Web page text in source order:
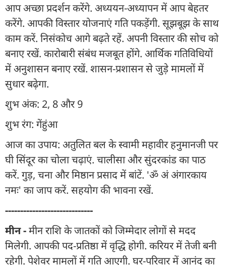
आप अच्छा प्रदर्शन करेंगे. अध्ययन-अध्यापन में आप बेहतर
करेंगे. आपकी विस्तार योजनाएं गति पकड़ेंगी. सूझबूझ के साथ
काम करें. निसंकोच आगे बढ़ते रहें. अपनी विस्तार की सोच को
बनाए रखें. कारोबारी संबंध मजबूत होंगे. आर्थिक गतिविधियों
में अनुशासन बनाए रखें. शासन-प्रशासन से जुड़े मामलों में
सुधार बढ़ेगा.
शुभ अंक: 2, 8 और 9
शुभ रंग: गेंहुंआ
आज का उपाय: अतुलित बल के स्वामी महावीर हनुमानजी पर
घी सिंदूर का चोला चढ़ाएं. चालीसा और सुंदरकांड का पाठ
करें. गुड़, चना और मिष्ठान प्रसाद में बांटें. 'ॐ अं अंगारकाय
नमः' का जाप करें. सहयोग की भावना रखें.
-----------------------------
मीन -मीन राशि के जातकों को जिम्मेदार लोगों से मदद
मिलेगी. आपकी पद-प्रतिष्ठा में वृद्धि होगी. करियर में तेजी बनी
रहेगी. पेशेवर मामलों में गति आएगी. घर-परिवार में आनंद का